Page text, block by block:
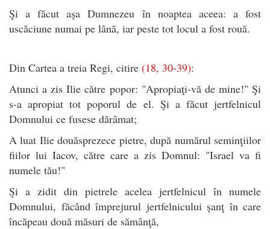
Şi a făcut aşa Dumnezeu în noaptea aceea: a fost
uscăciune numai pe lână, iar peste tot locul a fost rouă.
Din Cartea a treia Regi, citire (18, 30-39):
Atunci a zis Ilie către popor: "Apropiaţi-vă de mine!" Şi
s-a apropiat tot poporul de el. Şi a făcut jertfelnicul
Domnului ce fusese dărâmat;
A luat Ilie douăsprezece pietre, după numărul seminţiilor
fiilor lui Iacov, către care a zis Domnul: "Israel va fi
numele tău!"
Şi a zidit din pietrele acelea jertfelnicul în numele
Domnului, făcând împrejurul jertfelnicului şanţ în care
încăpeau două măsuri de sămânţă,